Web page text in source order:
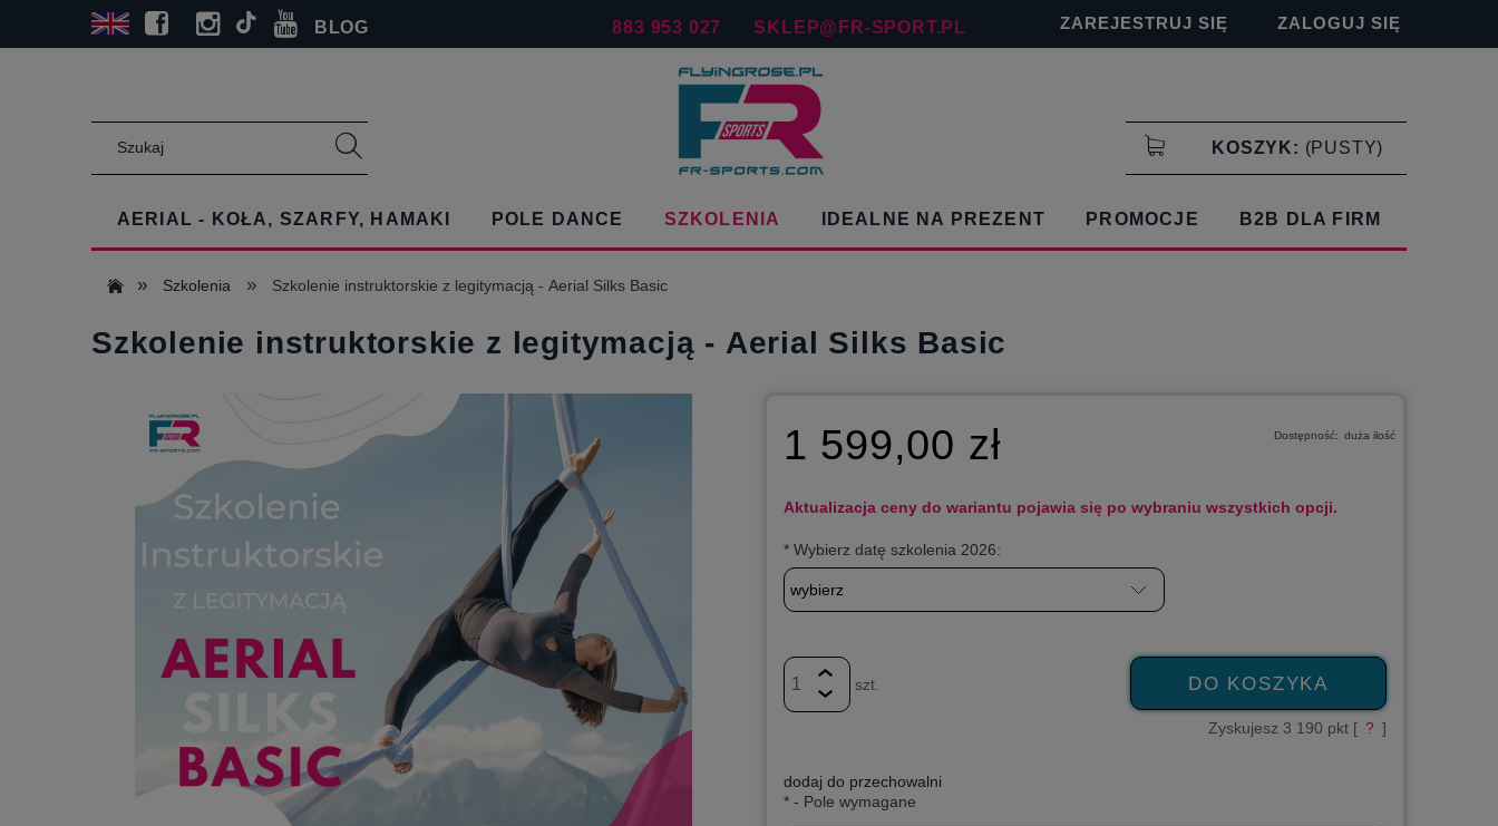
BLOG 883 953 027 SKLEP@FR-SPORT.PL ZAREJESTRUJ SIĘ ZALOGUJ SIĘ
KOSZYK: (PUSTY)
AERIAL - KOŁA, SZARFY, HAMAKI POLE DANCE SZKOLENIA IDEALNE NA PREZENT PROMOCJE B2B DLA FIRM
» Szkolenia » Szkolenie instruktorskie z legitymacją - Aerial Silks Basic
Szkolenie instruktorskie z legitymacją - Aerial Silks Basic
Dostępność: duża ilość
1 599,00 zł
Aktualizacja ceny do wariantu pojawia się po wybraniu wszystkich opcji.
*Wybierz datę szkolenia 2026:
szt. DO KOSZYKA
Zyskujesz 3 190 pkt [ ? ]
dodaj do przechowalni
*- Pole wymagane